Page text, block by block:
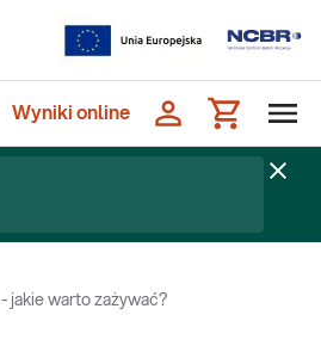
Wyniki online
jakie warto zażywać?